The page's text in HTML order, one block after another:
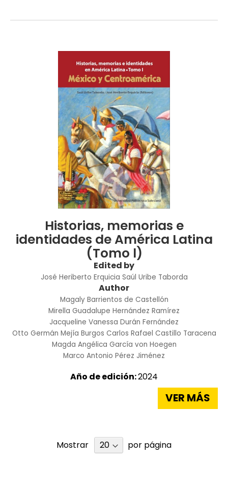
Historias, memorias e
identidades de América Latina
(Tomo l)
Edited by
José Heriberto Erquicia Saúl Uribe Taborda
Author
Magaly Barrientos de Castellón
Mirella Guadalupe Hernández Ramírez
Jacqueline Vanessa Durán Fernández
Otto Germán Mejía Burgos Carlos Rafael Castillo Taracena
Magda Angélica García von Hoegen
Marco Antonio Pérez Jiménez
Año de edición:2024
VER MÁS
Mostrar por página